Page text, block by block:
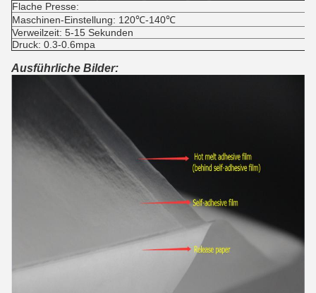
Flache Presse:
Maschinen-Einstellung: 120℃-140℃
Verweilzeit: 5-15 Sekunden
Druck: 0.3-0.6mpa
Ausführliche Bilder: